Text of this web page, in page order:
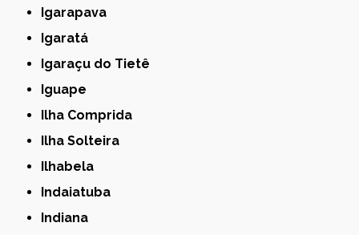
Igarapava
Igaratá
Igaraçu do Tietê
Iguape
Ilha Comprida
Ilha Solteira
Ilhabela
Indaiatuba
Indiana